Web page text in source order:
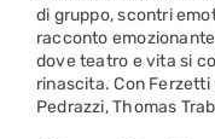
di gruppo, scontri
racconto
dove teatro e vita si
rinascita. Con
Pedrazzi, Thomas